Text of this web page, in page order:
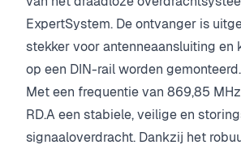
ExpertSystem. De ontvanger is
stekker voor antenneaansluiting en
op een DIN-rail worden gemonteerd.
Met een frequentie van 869,85
RD.A een stabiele, veilige en
signaaloverdracht. Dankzij het